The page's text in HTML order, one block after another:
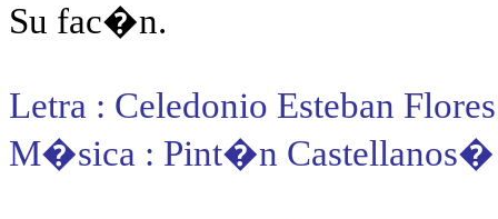
Su fac�n.
Letra : Celedonio Esteban Flores
M�sica : Pint�n Castellanos